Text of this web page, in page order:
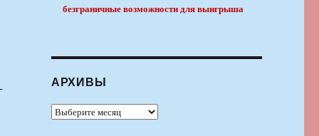
безграничные возможности для выигрыша
АРХИВЫ
Архивы